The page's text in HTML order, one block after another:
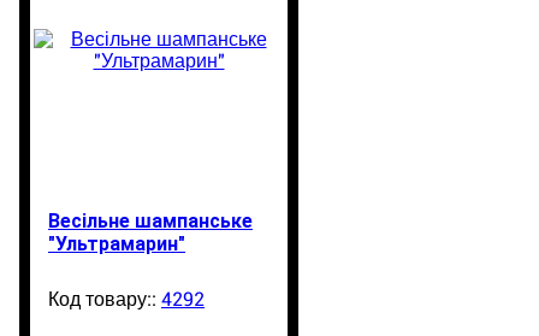
Весільне шампанське
"Ультрамарин"
4292